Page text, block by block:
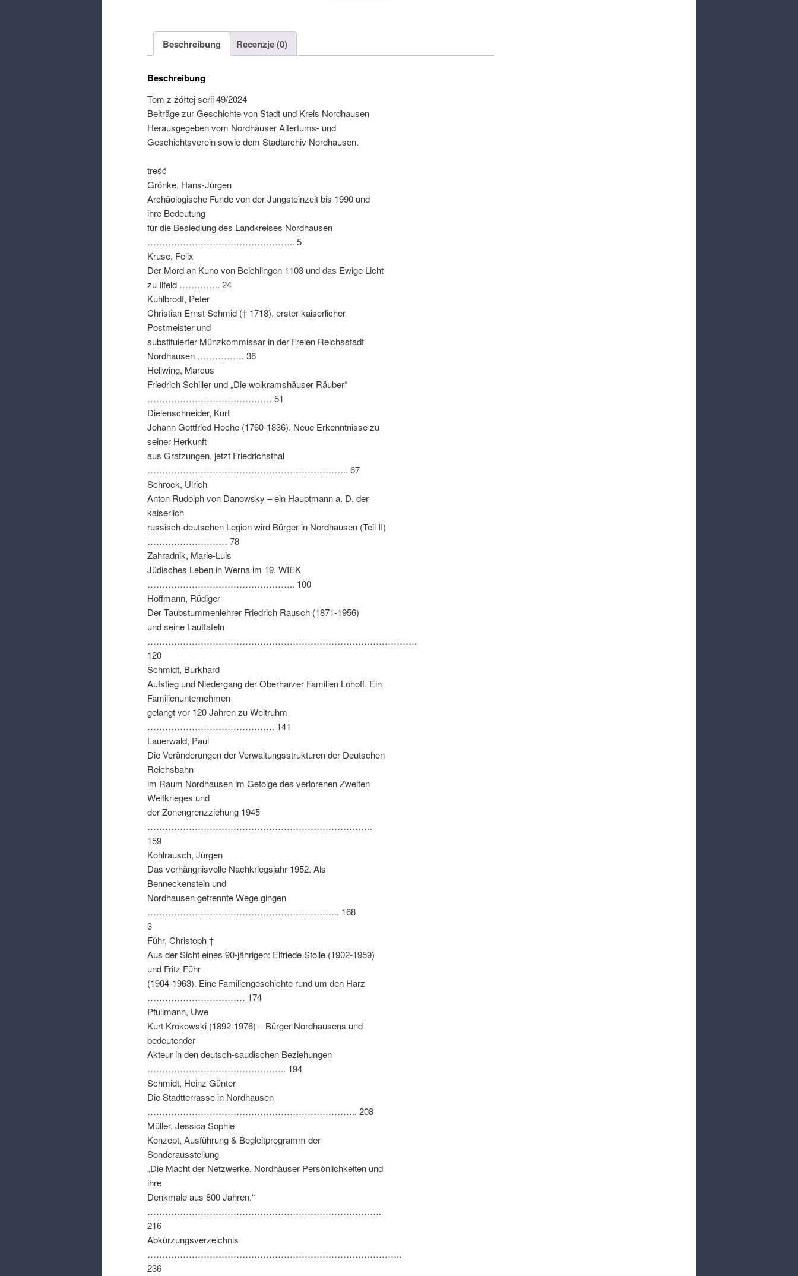
Beschreibung Recenzje (0)
Beschreibung
Tom z żółtej serii 49/2024
Beiträge zur Geschichte von Stadt und Kreis Nordhausen
Herausgegeben vom Nordhäuser Altertums- und
Geschichtsverein sowie dem Stadtarchiv Nordhausen.
treść
Grönke, Hans-Jürgen
Archäologische Funde von der Jungsteinzeit bis 1990 und
ihre Bedeutung
für die Besiedlung des Landkreises Nordhausen
………………………………………….. 5
Kruse, Felix
Der Mord an Kuno von Beichlingen 1103 und das Ewige Licht
zu Ilfeld ………….. 24
Kuhlbrodt, Peter
Christian Ernst Schmid († 1718), erster kaiserlicher
Postmeister und
substituierter Münzkommissar in der Freien Reichsstadt
Nordhausen ……………. 36
Hellwing, Marcus
Friedrich Schiller und „Die wolkramshäuser Räuber“
…………………………………… 51
Dielenschneider, Kurt
Johann Gottfried Hoche (1760-1836). Neue Erkenntnisse zu
seiner Herkunft
aus Gratzungen, jetzt Friedrichsthal
………………………………………………………….. 67
Schrock, Ulrich
Anton Rudolph von Danowsky –ein Hauptmann a. D. der
kaiserlich
russisch-deutschen Legion wird Bürger in Nordhausen (Teil II)
……………………… 78
Zahradnik, Marie-Luis
Jüdisches Leben in Werna im 19. WIEK
………………………………………….. 100
Hoffmann, Rüdiger
Der Taubstummenlehrer Friedrich Rausch (1871-1956)
und seine Lauttafeln
……………………………………………………………………………….
120
Schmidt, Burkhard
Aufstieg und Niedergang der Oberharzer Familien Lohoff. Ein
Familienunternehmen
gelangt vor 120Jahren zu Weltruhm
……………………………………. 141
Lauerwald, Paul
Die Veränderungen der Verwaltungsstrukturen der Deutschen
Reichsbahn
im Raum Nordhausen im Gefolge des verlorenen Zweiten
Weltkrieges und
der Zonengrenzziehung 1945
………………………………………………………………….
159
Kohlrausch, Jürgen
Das verhängnisvolle Nachkriegsjahr 1952. Als
Benneckenstein und
Nordhausen getrennte Wege gingen
……………………………………………………….. 168
3
Führ, Christoph †
Aus der Sicht eines 90-jährigen: Elfriede Stolle (1902-1959)
und Fritz Führ
(1904-1963). Eine Familiengeschichte rund um den Harz
…………………………… 174
Pfullmann, Uwe
Kurt Krokowski (1892-1976) – Bürger Nordhausens und
bedeutender
Akteur in den deutsch-saudischen Beziehungen
……………………………………….. 194
Schmidt, Heinz Günter
Die Stadtterrasse in Nordhausen
…………………………………………………………….. 208
Müller, Jessica Sophie
Konzept, Ausführung& Begleitprogramm der
Sonderausstellung
„Die Macht der Netzwerke. Nordhäuser Persönlichkeiten und
ihre
Denkmale aus 800Jahren.“
…………………………………………………………………….
216
Abkürzungsverzeichnis
…………………………………………………………………………..
236